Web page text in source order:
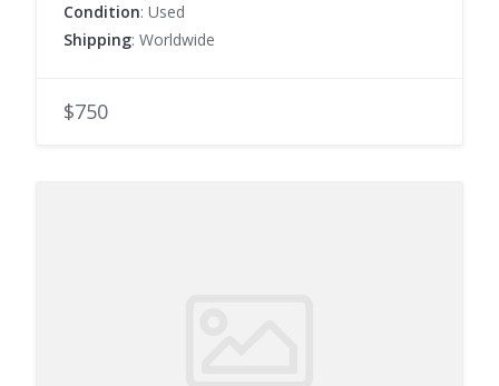
Condition: Used
Shipping: Worldwide
$750